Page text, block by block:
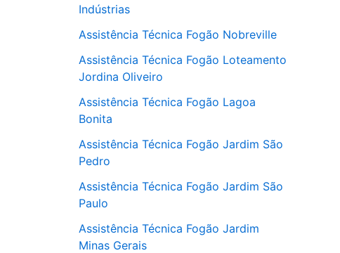
Indústrias
Assistência Técnica Fogão Nobreville
Assistência Técnica Fogão Loteamento
Jordina Oliveiro
Assistência Técnica Fogão Lagoa
Bonita
Assistência Técnica Fogão Jardim São
Pedro
Assistência Técnica Fogão Jardim São
Paulo
Assistência Técnica Fogão Jardim
Minas Gerais